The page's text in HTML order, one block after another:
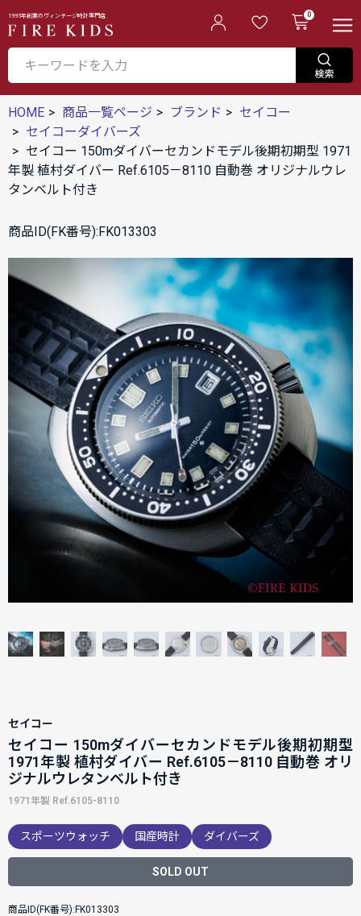
1995年創業のヴィンテージ時計専門店 0
HOME 商品一覧ページ ブランド
セイコー
セイコーダイバーズ
セイコー 150mダイバーセカンドモデル後期初期型 1971
年製 植村ダイバー Ref.6105－8110 自動巻 オリジナルウレ
タンベルト付き
商品ID(FK番号):FK013303
セイコー
セイコー 150mダイバーセカンドモデル後期初期型
1971年製 植村ダイバー Ref.6105－8110 自動巻 オリ
ジナルウレタンベルト付き
1971年製 Ref.6105-8110
スポーツウォッチ 国産時計 ダイバーズ
SOLD OUT
商品ID(FK番号):FK013303